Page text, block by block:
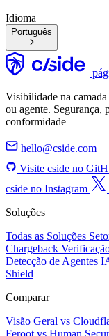
Idioma
Português
Visibilidade na
ou agente. Segurança,
conformidade
hello@cside.com
Visite cside no
cside no Instagram
Soluções
Todas as Soluções
Chargeback
Detecção de Agentes
Shield
Comparar
Visão Geral vs